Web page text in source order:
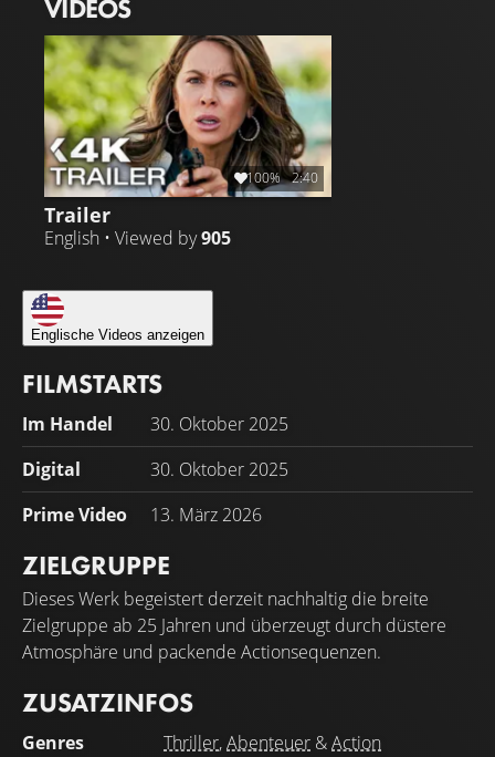
VIDEOS
100% 2:40
Trailer
English • Viewed by905
Englische Videos anzeigen
FILMSTARTS
Im Handel
30. Oktober 2025
Digital
30. Oktober 2025
Prime Video
13. März 2026
ZIELGRUPPE
Dieses Werk begeistert derzeit nachhaltig die breite
Zielgruppe ab 25 Jahren und überzeugt durch düstere
Atmosphäre und packende Actionsequenzen.
ZUSATZINFOS
Genres Thriller,Abenteuer &Action